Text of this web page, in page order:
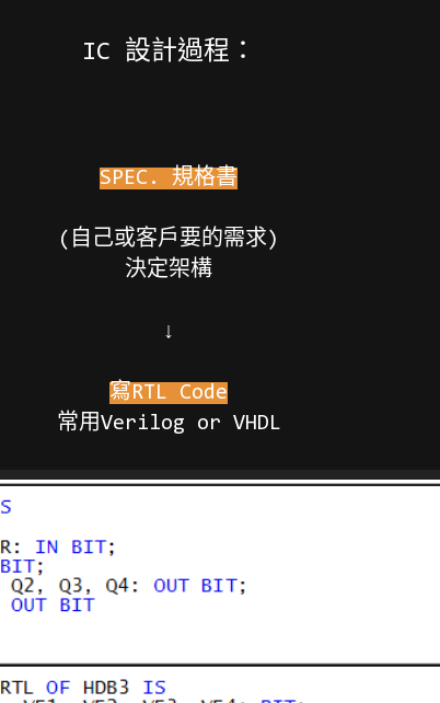
IC 設計過程：
SPEC. 規格書
(自己或客戶要的需求)
決定架構
↓
寫RTL Code
常用Verilog or VHDL